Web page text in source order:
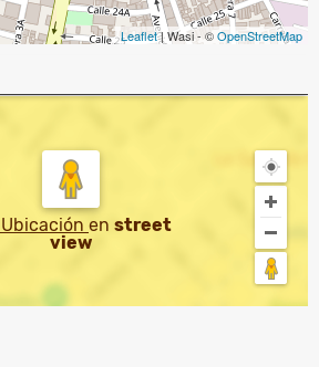
Leaflet| Wasi - ©OpenStreetMap
en street
view